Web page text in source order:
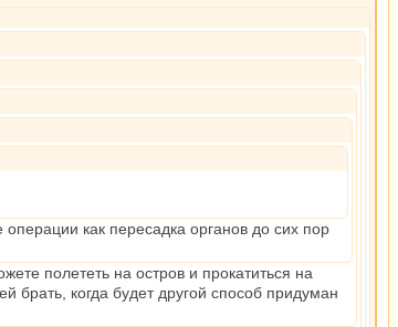
как пересадка органов до сих пор
полететь на остров и прокатиться на
брать, когда будет другой способ придуман